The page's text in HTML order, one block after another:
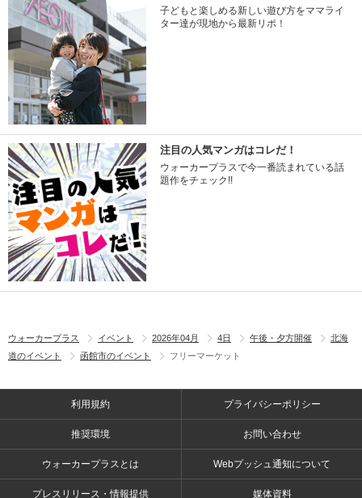
子どもと楽しめる新しい遊び方をママライ
ター達が現地から最新リポ！
注目の人気マンガはコレだ！
ウォーカープラスで今一番読まれている話
題作をチェック!!
ウォーカープラス イベント 2026年04月 4日 午後・夕方開催
北海
道のイベント
函館市のイベント フリーマーケット
利用規約 プライバシーポリシー
推奨環境 お問い合わせ
ウォーカープラスとは Webプッシュ通知について
プレスリリース・情報提供 媒体資料